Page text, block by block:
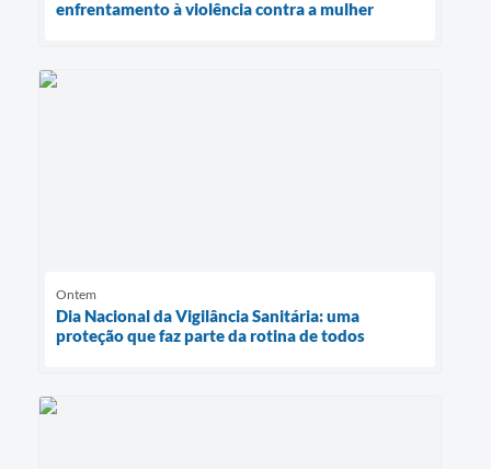
enfrentamento à violência contra a mulher
Ontem
Dia Nacional da Vigilância Sanitária: uma
proteção que faz parte da rotina de todos